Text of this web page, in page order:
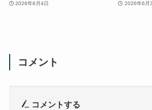
2026年6月4日 2026年6月
コメント
コメントする